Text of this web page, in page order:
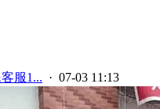
服1... · 07-03 11:13